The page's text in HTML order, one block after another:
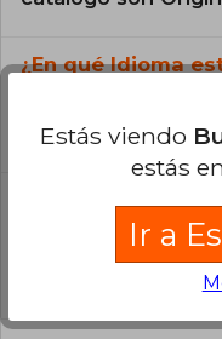
¿En qué Idioma
El libro está
¿Cuál es la
La
Estás viendo
estás en
Ir a